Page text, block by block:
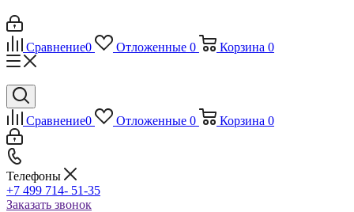
Сравнение0 Отложенные 0 Корзина 0
Сравнение0 Отложенные 0 Корзина 0
Телефоны
+7 499 714- 51-35
Заказать звонок